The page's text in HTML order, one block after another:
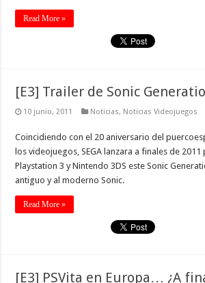
Read More »
[E3] Trailer de Sonic
10 junio, 2011 Noticias, Noticias Videojuegos
Coincidiendo con el 20 aniversario del
los videojuegos, SEGA lanzara a finales de 2011
Playstation 3 y Nintendo 3DS este Sonic
antiguo y al moderno Sonic.
Read More »
[E3] PSVita en Europa… ¿A